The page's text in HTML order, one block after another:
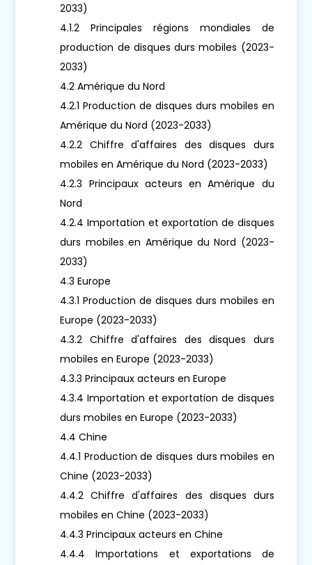
2033)
4.1.2 Principales régions mondiales de
production de disques durs mobiles (2023-
2033)
4.2 Amérique du Nord
4.2.1 Production de disques durs mobiles en
Amérique du Nord (2023-2033)
4.2.2 Chiffre d'affaires des disques durs
mobiles en Amérique du Nord (2023-2033)
4.2.3 Principaux acteurs en Amérique du
Nord
4.2.4 Importation et exportation de disques
durs mobiles en Amérique du Nord (2023-
2033)
4.3 Europe
4.3.1 Production de disques durs mobiles en
Europe (2023-2033)
4.3.2 Chiffre d'affaires des disques durs
mobiles en Europe (2023-2033)
4.3.3 Principaux acteurs en Europe
4.3.4 Importation et exportation de disques
durs mobiles en Europe (2023-2033)
4.4 Chine
4.4.1 Production de disques durs mobiles en
Chine (2023-2033)
4.4.2 Chiffre d'affaires des disques durs
mobiles en Chine (2023-2033)
4.4.3 Principaux acteurs en Chine
4.4.4 Importations et exportations de